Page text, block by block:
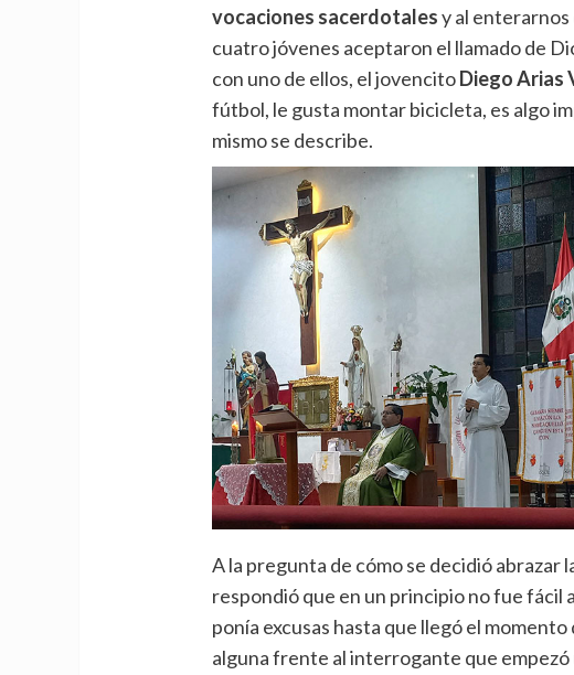
vocaciones sacerdotalesy al
cuatro jóvenes aceptaron el llamado de
con uno de ellos, el jovencitoDiego Arias
fútbol, le gusta montar bicicleta, es algo
mismo se describe.
A la pregunta de cómo se decidió abrazar
respondió que en un principio no fue fácil
ponía excusas hasta que llegó el
alguna frente al interrogante que empezó